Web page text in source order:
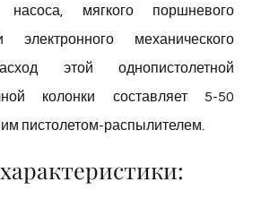
насоса, мягкого поршневого
механического
этой однопистолетной
колонки составляет 5-50
пистолетом-распылителем.